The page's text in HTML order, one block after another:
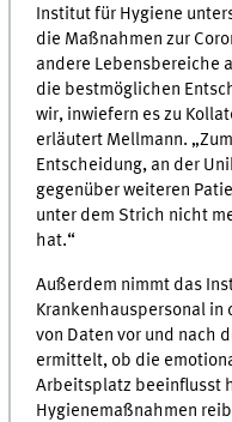
Institut für Hygiene
die Maßnahmen zur
andere Lebensbereiche
die bestmöglichen
wir, inwiefern es zu
erläutert Mellmann.
Entscheidung, an der
gegenüber weiteren
unter dem Strich nicht
hat.“
Außerdem nimmt das
Krankenhauspersonal in
von Daten vor und nach
ermittelt, ob die
Arbeitsplatz beeinflusst
Hygienemaßnahmen